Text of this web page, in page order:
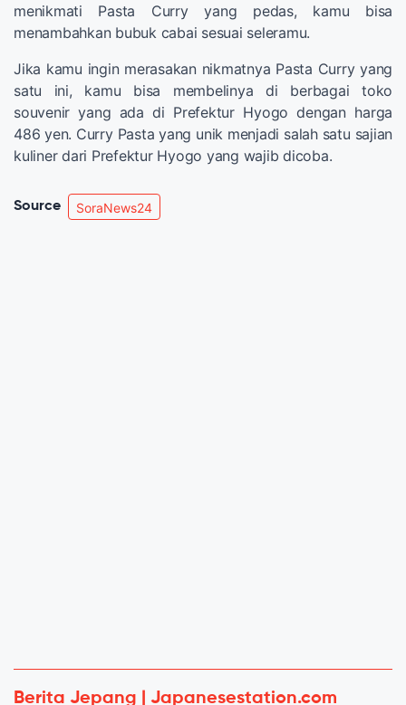
menikmati Pasta Curry yang pedas, kamu bisa
menambahkan bubuk cabai sesuai seleramu.
Jika kamu ingin merasakan nikmatnya Pasta Curry yang
satu ini, kamu bisa membelinya di berbagai toko
souvenir yang ada di Prefektur Hyogo dengan harga
486 yen. Curry Pasta yang unik menjadi salah satu sajian
kuliner dari Prefektur Hyogo yang wajib dicoba.
Source SoraNews24
Berita Jepang | Japanesestation.com